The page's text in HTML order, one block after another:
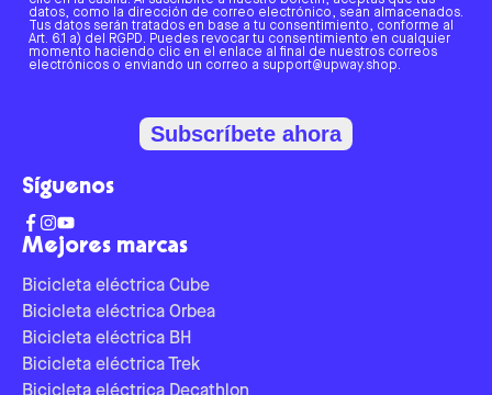
Mejores marcas
Bicicleta eléctrica Cube
Bicicleta eléctrica Orbea
Bicicleta eléctrica BH
Bicicleta eléctrica Trek
datos, como la dirección de correo electrónico, sean almacenados.
Tus datos serán tratados en base a tu consentimiento, conforme al
Art. 6.1 a) del RGPD. Puedes revocar tu consentimiento en cualquier
momento haciendo clic en el enlace al final de nuestros correos
electrónicos o enviando un correo a support@upway.shop.
Subscríbete ahora
Síguenos